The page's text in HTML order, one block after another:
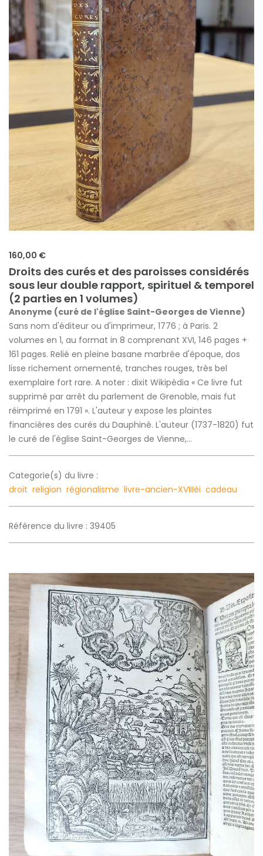
160,00 €
Droits des curés et des paroisses considérés
sous leur double rapport, spirituel & temporel
(2 parties en 1 volumes)
Anonyme (curé de l'église Saint-Georges de Vienne)
Sans nom d'éditeur ou d'imprimeur, 1776 ; à Paris. 2
volumes en 1, au format in 8 comprenant XVI, 146 pages +
161 pages. Relié en pleine basane marbrée d'époque, dos
lisse richement ornementé, tranches rouges, très bel
exemplaire fort rare. A noter : dixit Wikipédia « Ce livre fut
supprimé par arrêt du parlement de Grenoble, mais fut
réimprimé en 1791 ». L'auteur y expose les plaintes
financières des curés du Dauphiné. L'auteur (1737-1820) fut
le curé de l'église Saint-Georges de Vienne,...
Categorie(s) du livre :
droit religion régionalisme livre-ancien-XVIIIèi cadeau
Référence du livre : 39405